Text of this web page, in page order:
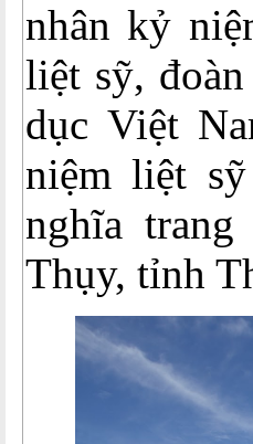
nhân kỷ
liệt sỹ,
dục Việt
niệm liệt
nghĩa
Thụy, tỉnh